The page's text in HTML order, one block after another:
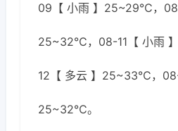
09【 小雨 】25~29℃，08-
25~32℃，08-11【 小雨
12【 多云 】25~33℃，08-
25~32℃。